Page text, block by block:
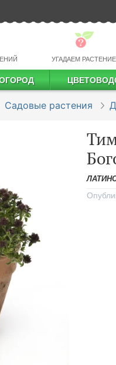
УГАДАЕМ РАСТЕНИЕ
Садовые растения